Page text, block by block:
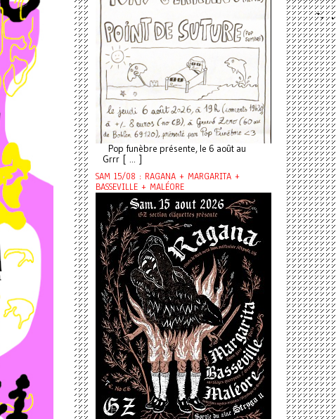
Pop funèbre présente, le 6 août au
Grrr [ ... ]
SAM 15/08 : RAGANA + MARGARITA +
BASSEVILLE + MALÉORE